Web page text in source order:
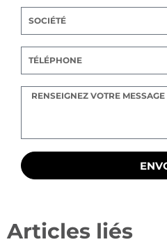
Articles liés